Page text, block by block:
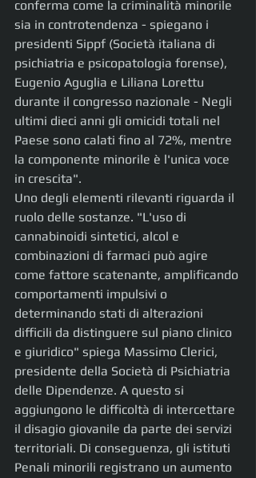
conferma come la criminalità minorile
sia in controtendenza - spiegano i
presidenti Sippf (Società italiana di
psichiatria e psicopatologia forense),
Eugenio Aguglia e Liliana Lorettu
durante il congresso nazionale - Negli
ultimi dieci anni gli omicidi totali nel
Paese sono calati fino al 72%, mentre
la componente minorile è l'unica voce
in crescita".
Uno degli elementi rilevanti riguarda il
ruolo delle sostanze. "L'uso di
cannabinoidi sintetici, alcol e
combinazioni di farmaci può agire
come fattore scatenante, amplificando
comportamenti impulsivi o
determinando stati di alterazioni
difficili da distinguere sul piano clinico
e giuridico" spiega Massimo Clerici,
presidente della Società di Psichiatria
delle Dipendenze. A questo si
aggiungono le difficoltà di intercettare
il disagio giovanile da parte dei servizi
territoriali. Di conseguenza, gli istituti
Penali minorili registrano un aumento